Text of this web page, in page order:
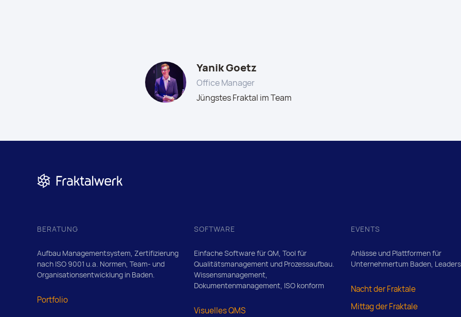
Yanik Goetz
Office Manager
Jüngstes Fraktal im Team
BERATUNG
Aufbau Managementsystem, Zertifizierung
nach ISO 9001 u.a. Normen, Team- und
Organisationsentwicklung in Baden.
Portfolio
SOFTWARE
Einfache Software für QM, Tool für
Qualitätsmanagement und Prozessaufbau.
Wissensmanagement,
Dokumentenmanagement, ISO konform
Visuelles QMS
EVENTS
Anlässe und Plattformen für
Unternehmertum Baden,
Nacht der Fraktale
Mittag der Fraktale